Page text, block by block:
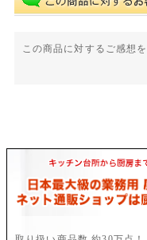
この商品に対するご感想